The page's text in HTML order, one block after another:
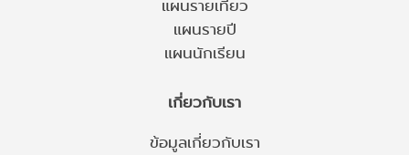
แผนรายเที่ยว
แผนรายปี
แผนนักเรียน
เกี่ยวกับเรา
ข้อมูลเกี่ยวกับเรา